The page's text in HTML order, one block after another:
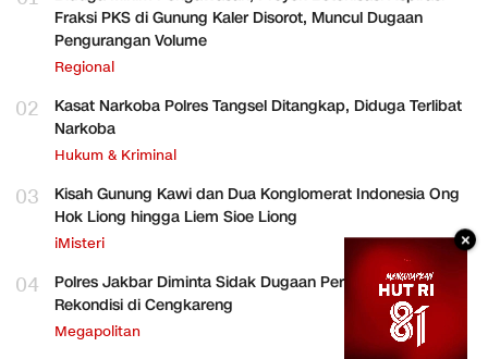
Fraksi PKS di Gunung Kaler Disorot, Muncul Dugaan
Pengurangan Volume
Regional
02
Kasat Narkoba Polres Tangsel Ditangkap, Diduga Terlibat
Narkoba
Hukum & Kriminal
03
Kisah Gunung Kawi dan Dua Konglomerat Indonesia Ong
Hok Liong hingga Liem Sioe Liong
iMisteri
04
Polres Jakbar Diminta Sidak Dugaan Perakitan HP
Rekondisi di Cengkareng
Megapolitan
×